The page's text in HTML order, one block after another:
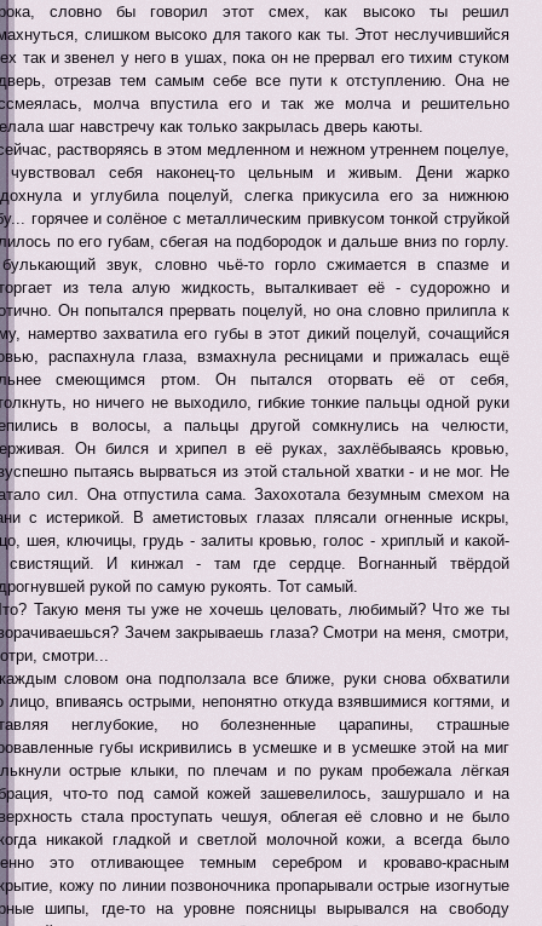
словно бы говорил этот смех, как высоко ты решил
слишком высоко для такого как ты. Этот неслучившийся
так и звенел у него в ушах, пока он не прервал его тихим стуком
отрезав тем самым себе все пути к отступлению. Она не
молча впустила его и так же молча и решительно
шаг навстречу как только закрылась дверь каюты.
растворяясь в этом медленном и нежном утреннем поцелуе,
чувствовал себя наконец-то цельным и живым. Дени жарко
и углубила поцелуй, слегка прикусила его за нижнюю
горячее и солёное с металлическим привкусом тонкой струйкой
по его губам, сбегая на подбородок и дальше вниз по горлу.
звук, словно чьё-то горло сжимается в спазме и
из тела алую жидкость, выталкивает её - судорожно и
Он попытался прервать поцелуй, но она словно прилипла к
намертво захватила его губы в этот дикий поцелуй, сочащийся
распахнула глаза, взмахнула ресницами и прижалась ещё
смеющимся ртом. Он пытался оторвать её от себя,
но ничего не выходило, гибкие тонкие пальцы одной руки
в волосы, а пальцы другой сомкнулись на челюсти,
Он бился и хрипел в её руках, захлёбываясь кровью,
пытаясь вырваться из этой стальной хватки - и не мог. Не
сил. Она отпустила сама. Захохотала безумным смехом на
с истерикой. В аметистовых глазах плясали огненные искры,
шея, ключицы, грудь - залиты кровью, голос - хриплый и какой-
свистящий. И кинжал - там где сердце. Вогнанный твёрдой
рукой по самую рукоять. Тот самый.
Такую меня ты уже не хочешь целовать, любимый? Что же ты
Зачем закрываешь глаза? Смотри на меня, смотри,
смотри...
словом она подползала все ближе, руки снова обхватили
лицо, впиваясь острыми, непонятно откуда взявшимися когтями, и
неглубокие, но болезненные царапины, страшные
губы искривились в усмешке и в усмешке этой на миг
острые клыки, по плечам и по рукам пробежала лёгкая
что-то под самой кожей зашевелилось, зашуршало и на
стала проступать чешуя, облегая её словно и не было
никакой гладкой и светлой молочной кожи, а всегда было
это отливающее темным серебром и кроваво-красным
кожу по линии позвоночника пропарывали острые изогнутые
шипы, где-то на уровне поясницы вырывался на свободу